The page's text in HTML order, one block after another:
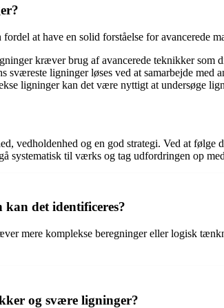
at have en solid forståelse for avancerede
kræver brug af avancerede teknikker som
sværeste ligninger løses ved at samarbejde med
ligninger kan det være nyttigt at undersøge
vedholdenhed og en god strategi. Ved at
systematisk til værks og tag udfordringen op
det identificeres?
mere komplekse beregninger eller logisk
og svære ligninger?